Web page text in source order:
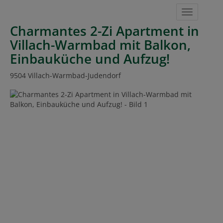
Charmantes 2-Zi Apartment in
Villach-Warmbad mit Balkon,
Einbauküche und Aufzug!
9504 Villach-Warmbad-Judendorf